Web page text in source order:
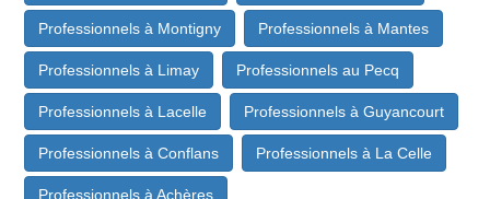
Professionnels à Montigny Professionnels à Mantes
Professionnels à Limay Professionnels au Pecq
Professionnels à Lacelle Professionnels à Guyancourt
Professionnels à Conflans Professionnels à La Celle
Professionnels à Achères